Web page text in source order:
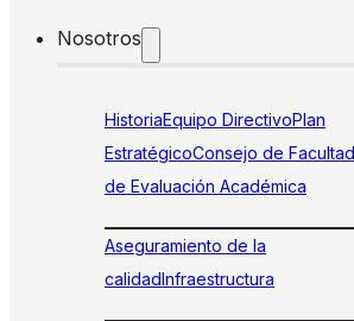
Nosotros
HistoriaEquipo DirectivoPlan
EstratégicoConsejo de Facultad
de Evaluación Académica
Aseguramiento de la
calidadInfraestructura